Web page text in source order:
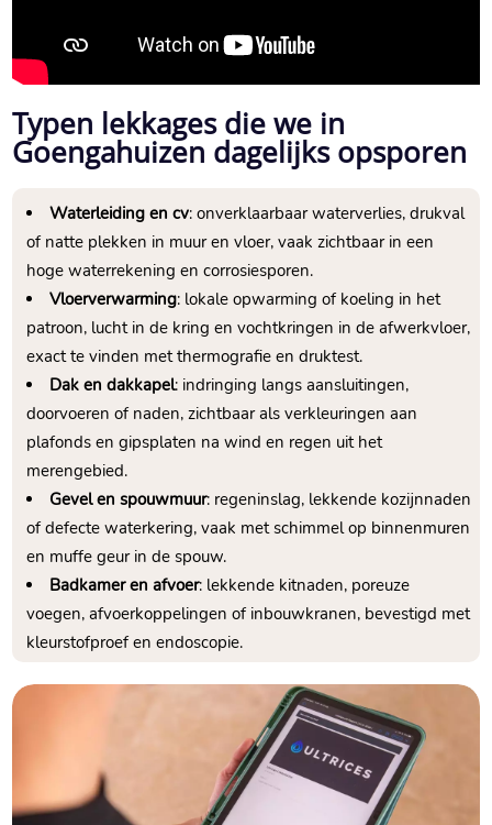
Typen lekkages die we in
Goengahuizen dagelijks opsporen
Waterleiding en cv: onverklaarbaar waterverlies, drukval
of natte plekken in muur en vloer, vaak zichtbaar in een
hoge waterrekening en corrosiesporen.​
Vloerverwarming: lokale opwarming of koeling in het
patroon, lucht in de kring en vochtkringen in de afwerkvloer,
exact te vinden met thermografie en druktest.​
Dak en dakkapel: indringing langs aansluitingen,
doorvoeren of naden, zichtbaar als verkleuringen aan
plafonds en gipsplaten na wind en regen uit het
merengebied.​
Gevel en spouwmuur: regeninslag, lekkende kozijnnaden
of defecte waterkering, vaak met schimmel op binnenmuren
en muffe geur in de spouw.​
Badkamer en afvoer: lekkende kitnaden, poreuze
voegen, afvoerkoppelingen of inbouwkranen, bevestigd met
kleurstofproef en endoscopie.​